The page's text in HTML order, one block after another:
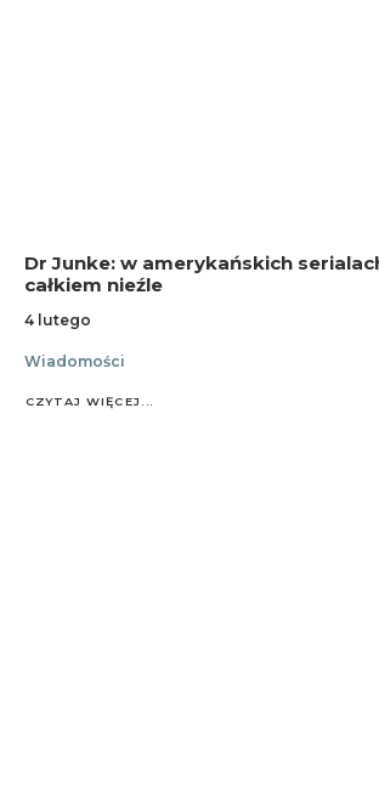
Dr Junke: w amerykańskich
całkiem nieźle
4 lutego
Wiadomości
CZYTAJ WIĘCEJ...